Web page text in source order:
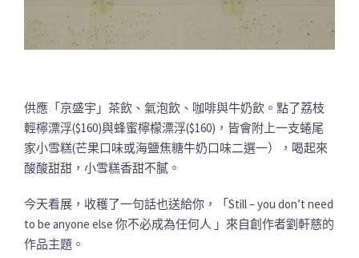
供應「京盛宇」茶飲、氣泡飲、咖啡與牛奶飲。點了荔枝
輕檸漂浮($160)與蜂蜜檸檬漂浮($160)，皆會附上一支蜷尾
家小雪糕(芒果口味或海鹽焦糖牛奶口味二選一），喝起來
酸酸甜甜，小雪糕香甜不膩。
今天看展，收穫了一句話也送給你，「Still – you don’t need
to be anyone else 你不必成為任何人 」來自創作者劉軒慈的
作品主題。